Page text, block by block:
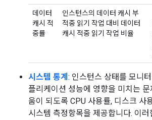
데이터
캐시 적
중률
인스턴스의 데이터 캐시 부
적중 읽기 작업 대비 데이터
캐시 적중 읽기 작업 비율
시스템 통계 : 인스턴스 상태를 모니
플리케이션 성능에 영향을 미치는
움이 되도록 CPU 사용률, 디스크 사
시스템 측정항목을 제공합니다. 이러